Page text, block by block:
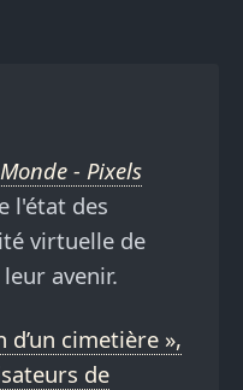
- Pixels
l'état des
virtuelle de
avenir.
d’un cimetière »,
de